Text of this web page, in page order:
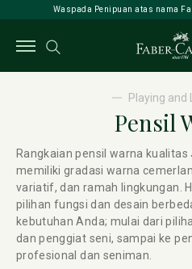
Waspada Penipuan atas nama
Playing and
Pensil
Rangkaian pensil warna kualitas
memiliki gradasi warna
variatif, dan ramah lingkungan.
pilihan fungsi dan desain
kebutuhan Anda; mulai dari
dan penggiat seni, sampai ke
profesional dan seniman.